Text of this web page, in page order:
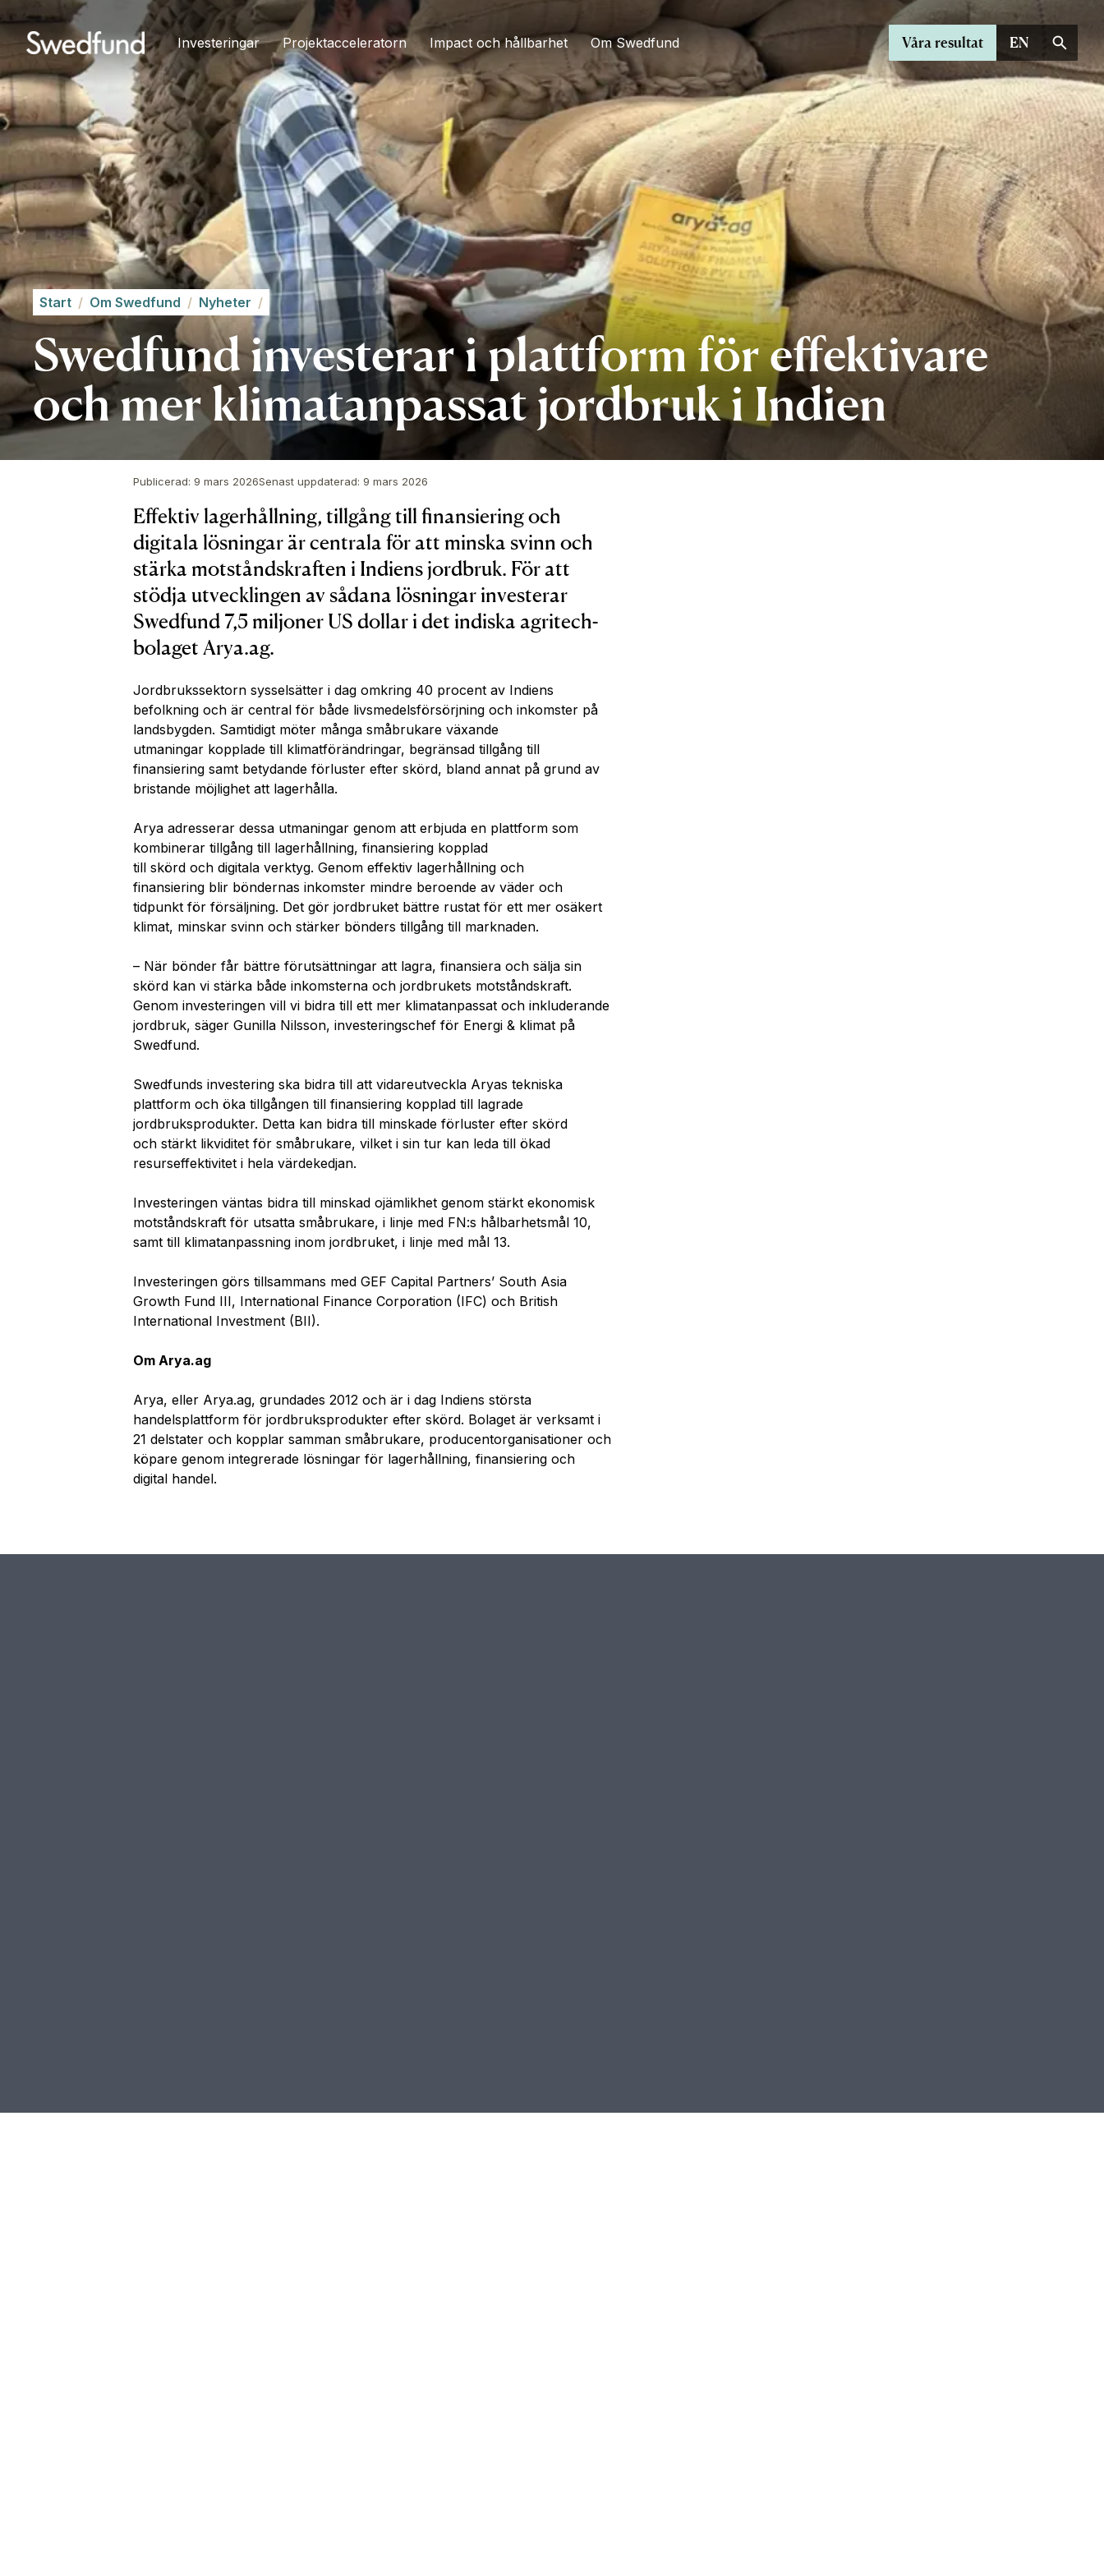
Investeringar Projektacceleratorn Impact och hållbarhet Om Swedfund Våra resultat EN
Start / Om Swedfund / Nyheter /
Swedfund investerar i plattform för effektivare
och mer klimatanpassat jordbruk i Indien
Publicerad: 9 mars 2026Senast uppdaterad: 9 mars 2026
Effektiv lagerhållning, tillgång till finansiering och
digitala lösningar är centrala för att minska svinn och
stärka motståndskraften i Indiens jordbruk. För att
stödja utvecklingen av sådana lösningar investerar
Swedfund 7,5 miljoner US dollar i det indiska agritech-
bolaget Arya.ag.
Jordbrukssektorn sysselsätter i dag omkring 40 procent av Indiens
befolkning och är central för både livsmedelsförsörjning och inkomsterpå
landsbygden. Samtidigt möter många småbrukare växande
utmaningar kopplade till klimatförändringar, begränsad tillgång till
finansiering samt betydande förluster efter skörd, bland annat på grund av
bristande möjlighet att lagerhålla.
Arya adresserar dessa utmaningar genom att erbjudaen plattformsom
kombinerar tillgång till lagerhållning, finansiering kopplad
till skörd och digitala verktyg. Genom effektiv lagerhållningoch
finansiering blirböndernas inkomster mindre beroende av väder och
tidpunkt för försäljning. Det gör jordbruket bättre rustat för ett mer osäkert
klimat, minskar svinn och stärkerbönders tillgång till marknaden.
– När bönder får bättre förutsättningar att lagra, finansiera och sälja sin
skörd kan vi stärka både inkomsterna och jordbrukets motståndskraft.
Genom investeringen vill vi bidra till ett mer klimatanpassat och inkluderande
jordbruk, säger Gunilla Nilsson, investeringschef för Energi & klimat på
Swedfund.
Swedfunds investering ska bidra till att vidareutveckla Aryas tekniska
plattform och öka tillgången till finansiering kopplad till lagrade
jordbruksprodukter. Detta kan bidra till minskadeförluster efter skörd
och stärkt likviditet för småbrukare, vilket i sin tur kan leda till ökad
resurseffektivitet i hela värdekedjan.
Investeringen väntas bidra till minskad ojämlikhet genom stärkt ekonomisk
motståndskraft för utsatta småbrukare, i linje med FN:s hålbarhetsmål 10,
samt till klimatanpassning inom jordbruket, i linje med mål 13.
Investeringen görs tillsammans med GEF Capital Partners’ South Asia
Growth Fund III, International Finance Corporation (IFC) och British
International Investment (BII).
Om Arya.ag
Arya, eller Arya.ag, grundades 2012 och är i dag Indiens största
handelsplattform för jordbruksprodukter efter skörd. Bolaget är verksamt i
21 delstater och kopplar samman småbrukare, producentorganisationer och
köpare genom integrerade lösningar för lagerhållning, finansiering och
digital handel.